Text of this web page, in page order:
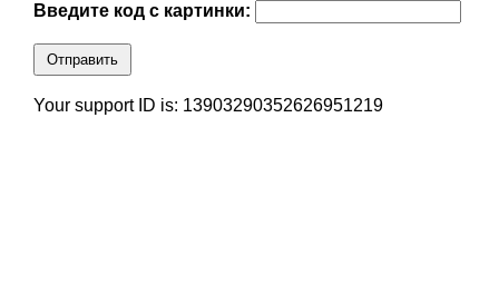
Введите код с картинки:
Отправить
Your support ID is: 13903290352626951219